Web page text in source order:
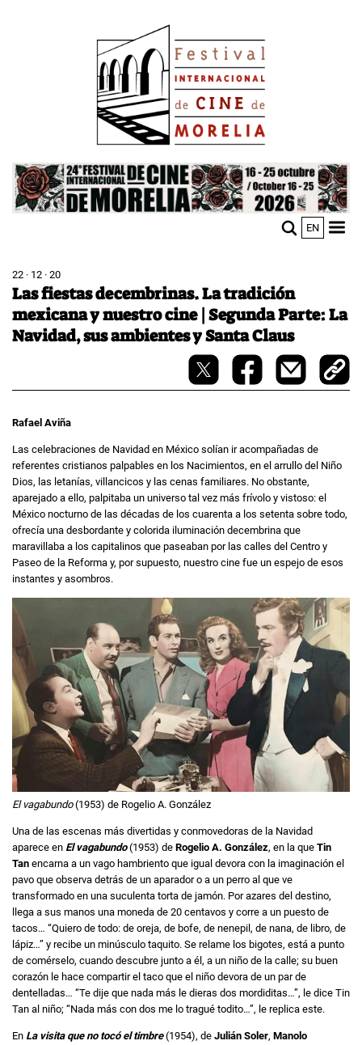
Image
EN
22 · 12 · 20
Las fiestas decembrinas. La tradición
mexicana y nuestro cine | Segunda Parte: La
Navidad, sus ambientes y Santa Claus
Rafael Aviña
Las celebraciones de Navidad en México solían ir acompañadas de
referentes cristianos palpables en los Nacimientos, en el arrullo del Niño
Dios, las letanías, villancicos y las cenas familiares. No obstante,
aparejado a ello, palpitaba un universo tal vez más frívolo y vistoso: el
México nocturno de las décadas de los cuarenta a los setenta sobre todo,
ofrecía una desbordante y colorida iluminación decembrina que
maravillaba a los capitalinos que paseaban por las calles del Centro y
Paseo de la Reforma y, por supuesto, nuestro cine fue un espejo de esos
instantes y asombros.
El vagabundo(1953) de Rogelio A. González
Una de las escenas más divertidas y conmovedoras de la Navidad
aparece en El vagabundo(1953) de Rogelio A. González, en la que Tin
Tan encarna a un vago hambriento que igual devora con la imaginación el
pavo que observa detrás de un aparador o a un perro al que ve
transformado en una suculenta torta de jamón. Por azares del destino,
llega a sus manos una moneda de 20 centavos y corre a un puesto de
tacos… “Quiero de todo: de oreja, de bofe, de nenepil, de nana, de libro, de
lápiz…” y recibe un minúsculo taquito. Se relame los bigotes, está a punto
de comérselo, cuando descubre junto a él, a un niño de la calle; su buen
corazón le hace compartir el taco que el niño devora de un par de
dentelladas… “Te dije que nada más le dieras dos mordiditas…”, le dice Tin
Tan al niño; “Nada más con dos me lo tragué todito…”, le replica este.
En La visita que no tocó el timbre(1954), de Julián Soler, Manolo